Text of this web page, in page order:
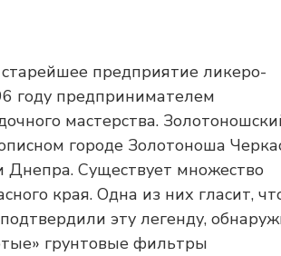
предприятие ликеро-
году предпринимателем
мастерства.
городе Золотоноша
Днепра. Существует множество
края. Одна из них гласит,
эту легенду,
грунтовые фильтры